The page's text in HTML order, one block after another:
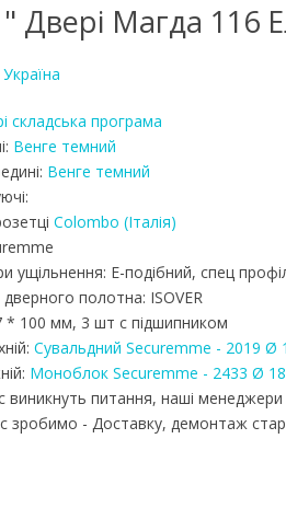
Двері Магда 116
Україна
складська програма
Венге темний
Венге темний
Colombo (Італія)
ущільнення: Е-подібний, спец
полотна: ISOVER
* 100 мм, 3 шт c підшипником
Сувальдний Securemme - 2019 Ø
Моноблок Securemme - 2433 Ø 18
питання, наші менеджери
зробимо - Доставку, демонтаж